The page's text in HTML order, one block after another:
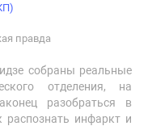
правда
собраны реальные
отделения, на
разобраться в
распознать инфаркт и